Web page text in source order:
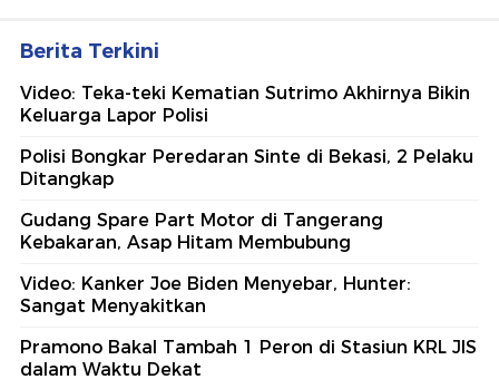
Berita Terkini
Video: Teka-teki Kematian Sutrimo Akhirnya Bikin
Keluarga Lapor Polisi
Polisi Bongkar Peredaran Sinte di Bekasi, 2 Pelaku
Ditangkap
Gudang Spare Part Motor di Tangerang
Kebakaran, Asap Hitam Membubung
Video: Kanker Joe Biden Menyebar, Hunter:
Sangat Menyakitkan
Pramono Bakal Tambah 1 Peron di Stasiun KRL JIS
dalam Waktu Dekat